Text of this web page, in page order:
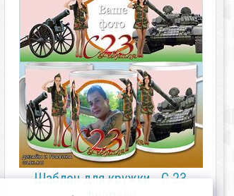
Шаблон для кружки - С 23